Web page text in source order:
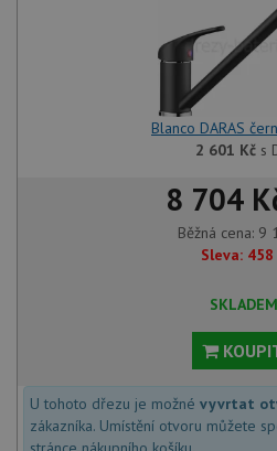
Blanco DARAS
2 601 Kčs
8 704
Běžná cena: 9
Sleva: 458
SKLADEM
U tohoto dřezu je možné vyvrtat
zákazníka. Umístění otvoru můžete